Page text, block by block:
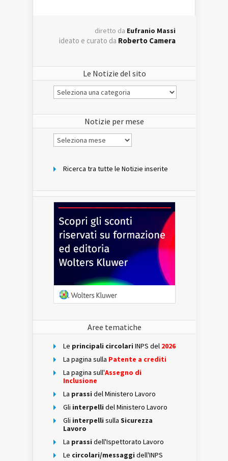
diretto da Eufranio Massi
ideato e curato da Roberto Camera
Le Notizie del sito
Le
Notizie
Notizie per mese
Notizie
per
Ricerca tra tutte le Notizie inserite
Aree tematiche
Le principali circolari INPS del 2026
La pagina sulla Patente a crediti
La pagina sull'Assegno di
Inclusione
La prassi del Ministero Lavoro
Gli interpelli del Ministero Lavoro
Gli interpelli sulla Sicurezza
Lavoro
La prassi dell'Ispettorato Lavoro
Le circolari/messaggi dell'INPS